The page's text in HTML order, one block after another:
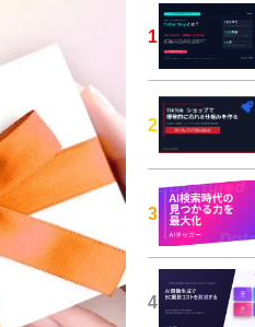
1
2
3
4